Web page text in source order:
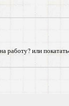
работу? или